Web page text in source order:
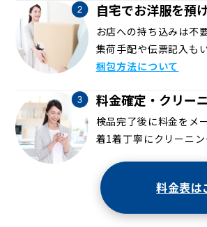
自宅でお洋服を預
お店への持ち込みは不
集荷手配や伝票記入も
梱包方法について
料金確定・クリー
検品完了後に料金をメ
着1着丁寧にクリーニン
料金表は